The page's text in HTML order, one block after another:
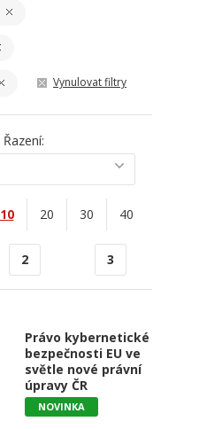
Vynulovat filtry
Řazení:
10 20 30 40
2 3
Právo kybernetické
bezpečnosti EU ve
světle nové právní
úpravy ČR
NOVINKA